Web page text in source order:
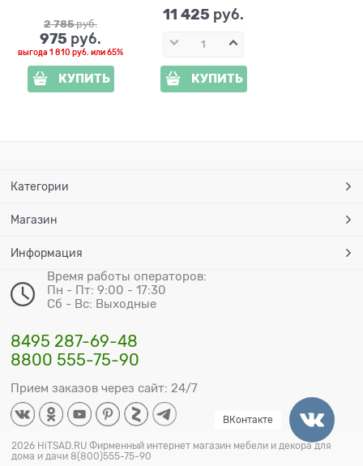
2 785 руб.
975 руб.
выгода 1 810 руб. или65%
КУПИТЬ
11 425 руб.
КУПИТЬ
Категории
Магазин
Информация
Время работы операторов:
Пн - Пт: 9:00 - 17:30
Сб - Вс: Выходные
8495 287-69-48
8800 555-75-90
Прием заказов через сайт: 24/7
2026 HiTSAD.RU Фирменный интернет магазин мебели и декора для
дома и дачи 8(800)555-75-90
ВКонтакте